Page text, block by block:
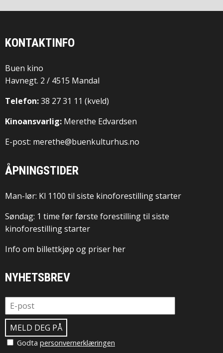
KONTAKTINFO
Buen kino
Havnegt. 2 / 4515 Mandal
Telefon:38 27 31 11 (kveld)
Kinoansvarlig: Merethe Edvardsen
E-post: merethe@buenkulturhus.no
ÅPNINGSTIDER
Man-lør: Kl 1100 til siste kinoforestilling starter
Søndag: 1 time før første forestilling til siste
kinoforestilling starter
Info om billettkjøp og priser her
NYHETSBREV
Godta personvernerklæringen